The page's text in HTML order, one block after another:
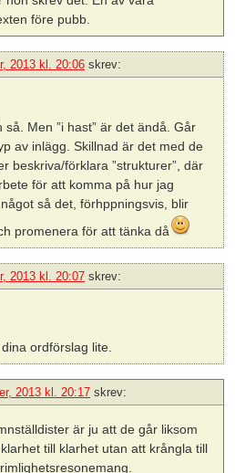
före pubb.
2013 kl. 20:06 skrev:
Men ”i hast” är det ändå. Går
av inlägg. Skillnad är det med de
beskriva/förklara ”strukturer”, där
för att komma på hur jag
så det, förhppningsvis, blir
promenera för att tänka då
2013 kl. 20:07 skrev:
dina ordförslag lite.
2013 kl. 20:17 skrev:
är ju att de går liksom
till klarhet utan att krångla till